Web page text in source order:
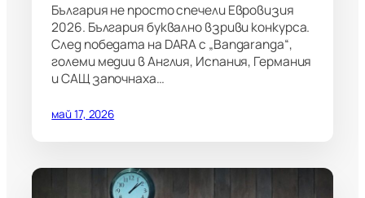
България не просто спечели Евровизия
2026. България буквално взриви конкурса.
След победата на DARA с „Bangaranga“,
големи медии в Англия, Испания, Германия
и САЩ започнаха…
май 17, 2026